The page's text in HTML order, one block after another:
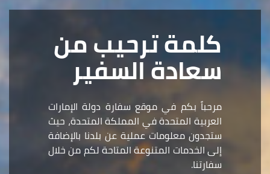
كلمة ترحيب من
سعادة السفير
مرحباً بكم في موقع سفارة دولة الإمارات
العربية المتحدة في المملكة المتحدة، حيث
ستجدون معلومات عملية عن بلدنا بالإضافة
إلى الخدمات المتنوعة المتاحة لكم من خلال
سفارتنا.